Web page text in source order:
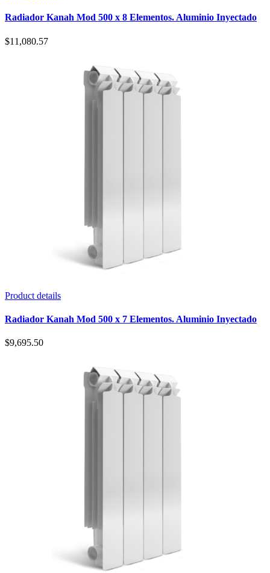
Radiador Kanah Mod 500 x 8 Elementos. Aluminio Inyectado
$11,080.57
Product details
Radiador Kanah Mod 500 x 7 Elementos. Aluminio Inyectado
$9,695.50